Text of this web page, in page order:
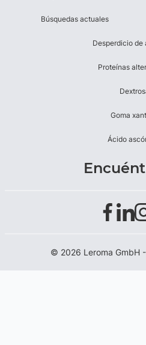
Búsquedas actuales
Desperdicio de
Proteínas
Goma
Ácido
© 2026 Leroma GmbH